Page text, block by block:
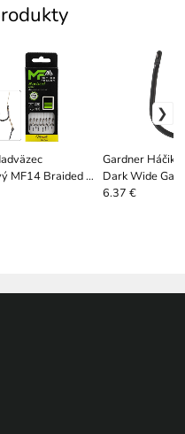
MF14 Braided S
8 ks 10 cm -
Gardner
Dark Wide
10 ks
6.37 €